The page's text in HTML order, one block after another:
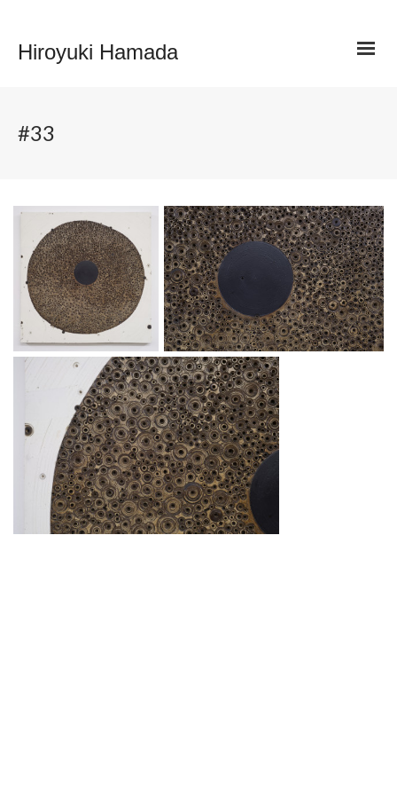
Hiroyuki Hamada
#33